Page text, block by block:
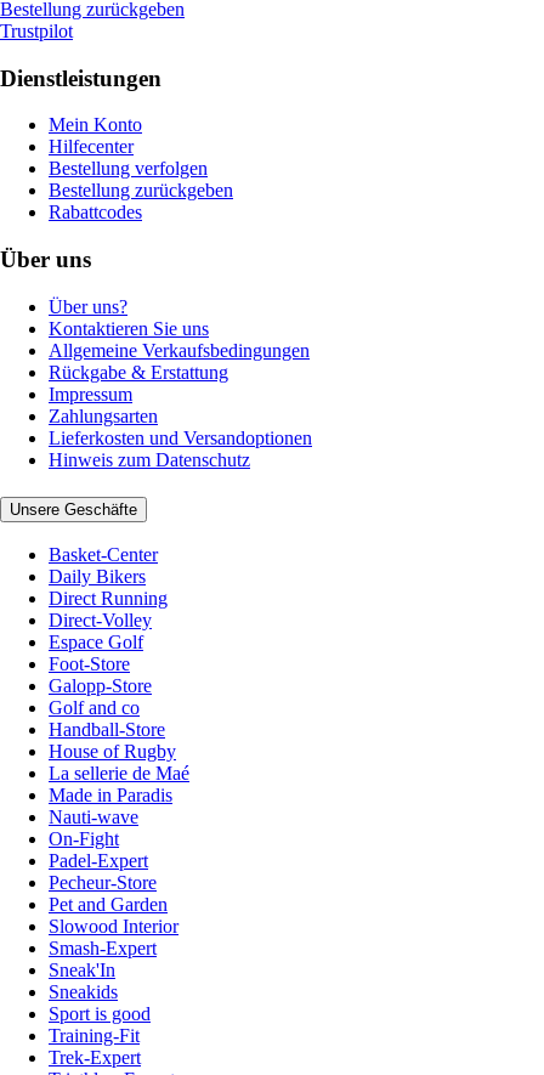
Bestellung zurückgeben
Trustpilot
Dienstleistungen
Mein Konto
Hilfecenter
Bestellung verfolgen
Bestellung zurückgeben
Rabattcodes
Über uns
Über uns?
Kontaktieren Sie uns
Allgemeine Verkaufsbedingungen
Rückgabe & Erstattung
Impressum
Zahlungsarten
Lieferkosten und Versandoptionen
Hinweis zum Datenschutz
Unsere Geschäfte
Basket-Center
Daily Bikers
Direct Running
Direct-Volley
Espace Golf
Foot-Store
Galopp-Store
Golf and co
Handball-Store
House of Rugby
La sellerie de Maé
Made in Paradis
Nauti-wave
On-Fight
Padel-Expert
Pecheur-Store
Pet and Garden
Slowood Interior
Smash-Expert
Sneak'In
Sneakids
Sport is good
Training-Fit
Trek-Expert